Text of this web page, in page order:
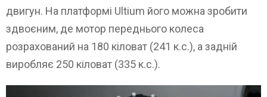
двигун. На платформі Ultium його можна зробити
здвоєним, де мотор переднього колеса
розрахований на 180 кіловат (241 к.с.), а задній
виробляє 250 кіловат (335 к.с.).